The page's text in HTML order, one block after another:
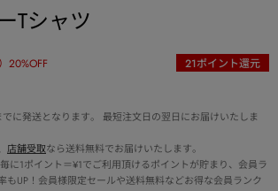
Tシャツ
20%OFF 21ポイント還元
に発送となります。 最短注文日の翌日にお届けいたしま
店舗受取なら送料無料でお届けいたします。
に1ポイント＝¥1でご利用頂けるポイントが貯まり、会員ラ
もUP！会員様限定セールや送料無料などお得な会員ランク